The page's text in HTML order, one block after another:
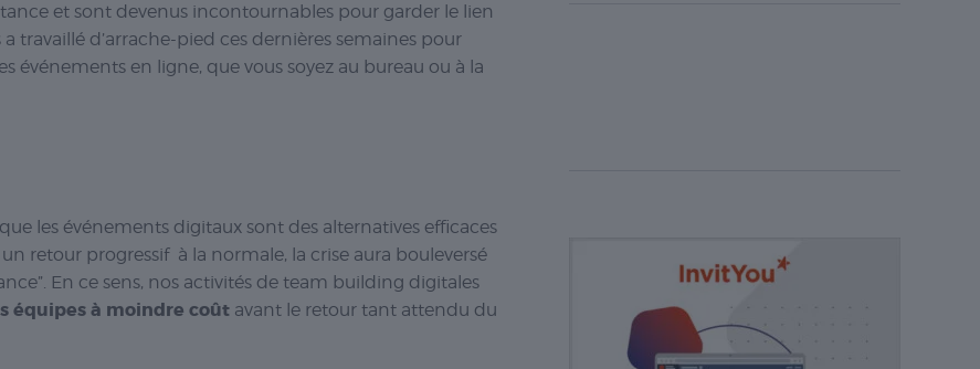
et sont devenus incontournables pour garder le lien
a travaillé d’arrache-pied ces dernières semaines pour
événements en ligne, que vous soyez au bureau ou à la
les événements digitaux sont des alternatives efficaces
retour progressif à la normale, la crise aura bouleversé
En ce sens, nos activités de team building digitales
équipes à moindre coût avant le retour tant attendu du